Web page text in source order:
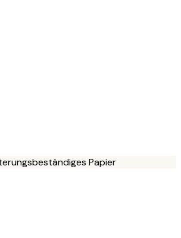
Papier